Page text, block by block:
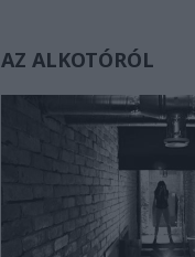
AZ ALKOTÓRÓL